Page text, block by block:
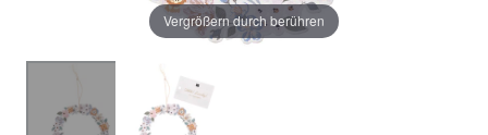
Vergrößern durch berühren